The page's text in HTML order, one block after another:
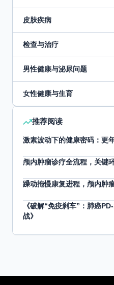
皮肤疾病
检查与治疗
男性健康与泌尿问题
女性健康与生育
推荐阅读
激素波动下的健康密码：更
颅内肿瘤诊疗全流程，关键
躁动拖慢康复进程，颅内肿
《破解“免疫刹车”：肺癌
战》